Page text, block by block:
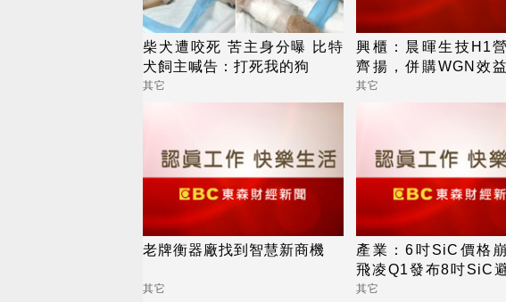
柴犬遭咬死 苦主身分曝 比特
犬飼主喊告：打死我的狗
其它
興櫃：晨暉生技H1
齊揚，併購WGN效
大，全年營運拚逐季升
其它
老牌衡器廠找到智慧新商機
其它
產業：6吋SiC價格
飛凌Q1發布8吋SiC
殺戮
其它